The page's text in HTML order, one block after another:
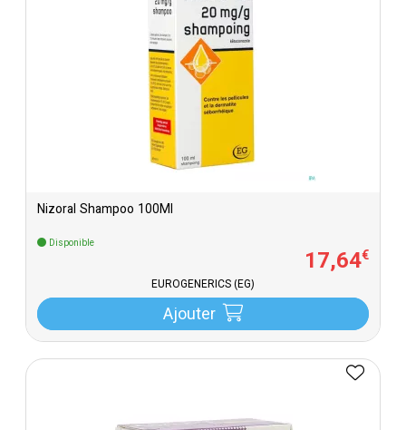
Nizoral Shampoo 100Ml
Disponible
17,64€
EUROGENERICS (EG)
Ajouter